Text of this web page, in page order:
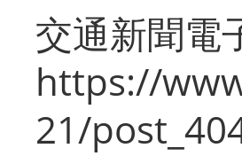
交通新聞電
https://
21/